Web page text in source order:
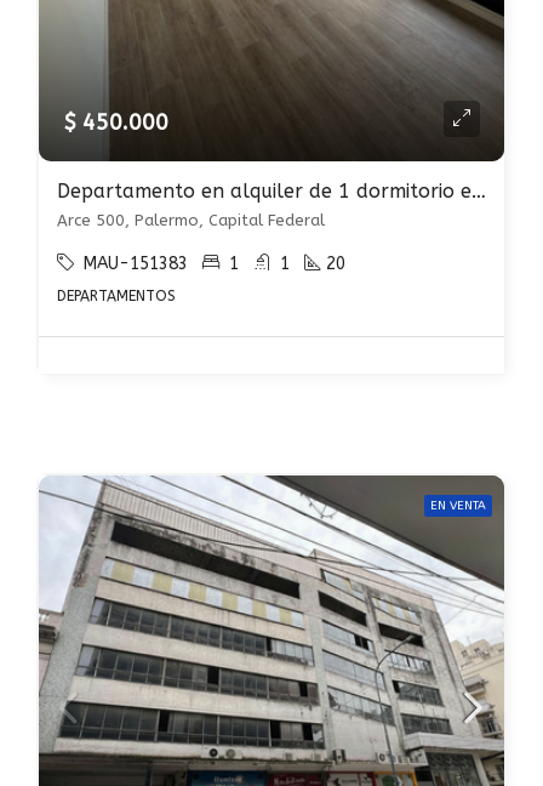
$ 450.000
Departamento en alquiler de 1 dormitorio en Palermo
Arce 500, Palermo, Capital Federal
MAU-151383 1 1 20
DEPARTAMENTOS
EN VENTA